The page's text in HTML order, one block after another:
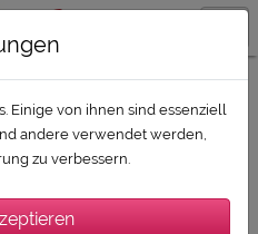
/ SOUNDBARS
Townus-Serie
Einige von ihnen sind essenziell
andere verwendet werden,
zu verbessern.